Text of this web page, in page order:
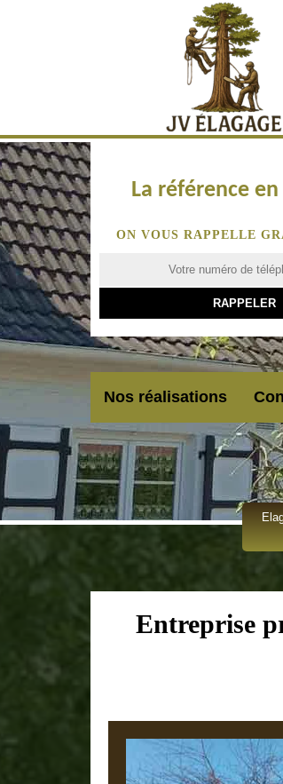
La référence
ON VOUS RAPPELLE
Nos réalisations
Entreprise